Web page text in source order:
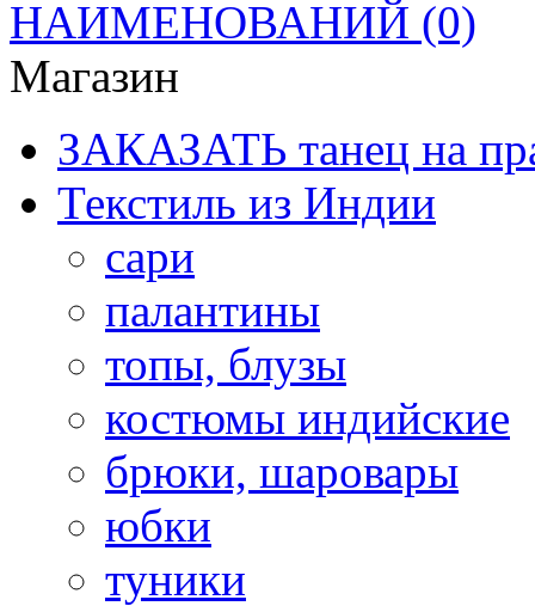
НАИМЕНОВАНИЙ (0)
Магазин
ЗАКАЗАТЬ танец на
Текстиль из Индии
сари
палантины
топы, блузы
костюмы индийские
брюки, шаровары
юбки
туники